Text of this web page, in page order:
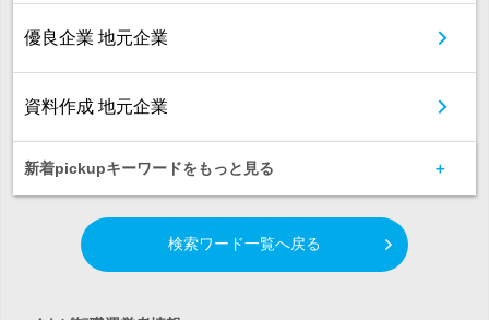
優良企業 地元企業
資料作成 地元企業
新着pickupキーワードをもっと見る
検索ワード一覧へ戻る